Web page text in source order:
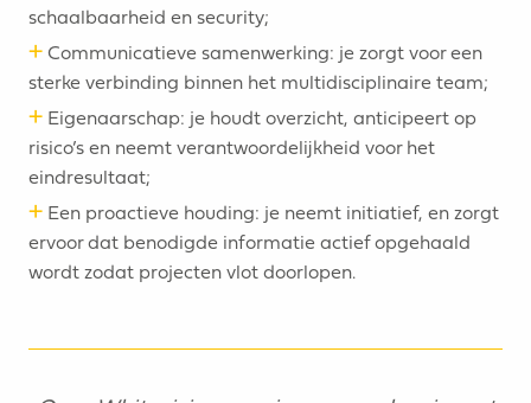
schaalbaarheid en security;
+ Communicatieve samenwerking: je zorgt voor een
sterke verbinding binnen het multidisciplinaire team;
+ Eigenaarschap: je houdt overzicht, anticipeert op
risico’s en neemt verantwoordelijkheid voor het
eindresultaat;
+ Een proactieve houding: je neemt initiatief, en zorgt
ervoor dat benodigde informatie actief opgehaald
wordt zodat projecten vlot doorlopen.